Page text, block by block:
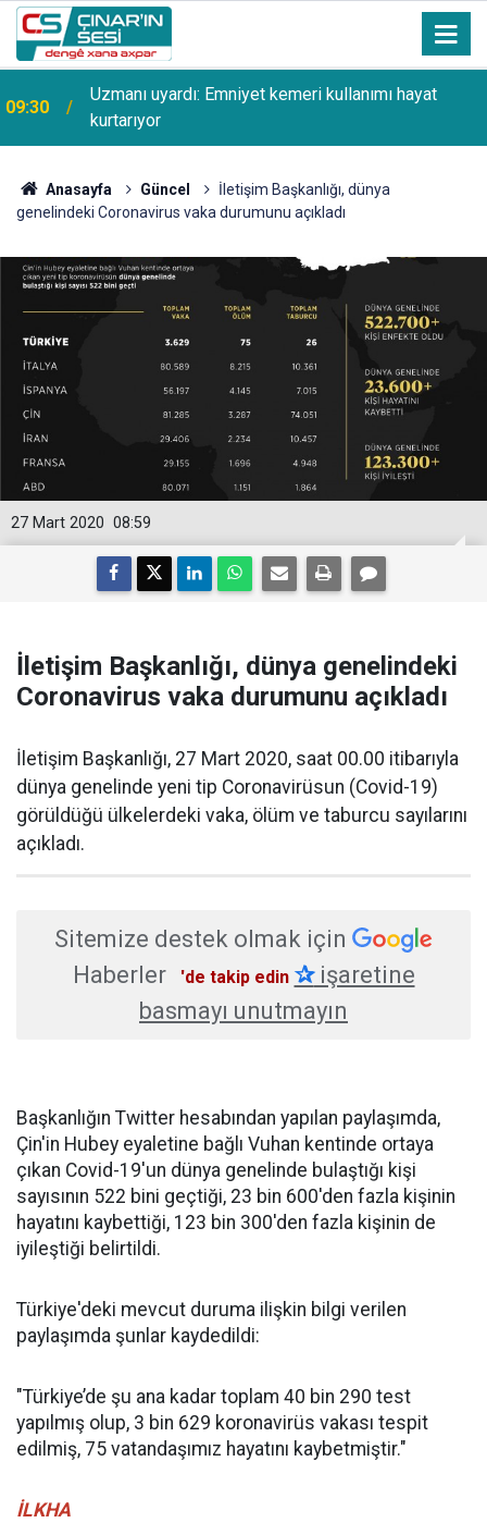
09:30
Uzmanı uyardı: Emniyet kemeri kullanımı hayat
kurtarıyor
Anasayfa Güncel
İletişim Başkanlığı, dünya
genelindeki Coronavirus vaka durumunu açıkladı
08:59
27 Mart 2020
İletişim Başkanlığı, dünya genelindeki
Coronavirus vaka durumunu açıkladı
İletişim Başkanlığı, 27 Mart 2020, saat 00.00 itibarıyla
dünya genelinde yeni tip Coronavirüsun (Covid-19)
görüldüğü ülkelerdeki vaka, ölüm ve taburcu sayılarını
açıkladı.
Sitemize destek olmak için
Haberler
'de takip edin ✰işaretine
basmayı unutmayın
Başkanlığın Twitter hesabından yapılan paylaşımda,
Çin'in Hubey eyaletine bağlı Vuhan kentinde ortaya
çıkan Covid-19'un dünya genelinde bulaştığı kişi
sayısının 522 bini geçtiği, 23 bin 600'den fazla kişinin
hayatını kaybettiği, 123 bin 300'den fazla kişinin de
iyileştiği belirtildi.
Türkiye'deki mevcut duruma ilişkin bilgi verilen
paylaşımda şunlar kaydedildi:
"Türkiye’de şu ana kadar toplam 40 bin 290 test
yapılmış olup, 3 bin 629 koronavirüs vakası tespit
edilmiş, 75 vatandaşımız hayatını kaybetmiştir."
İLKHA